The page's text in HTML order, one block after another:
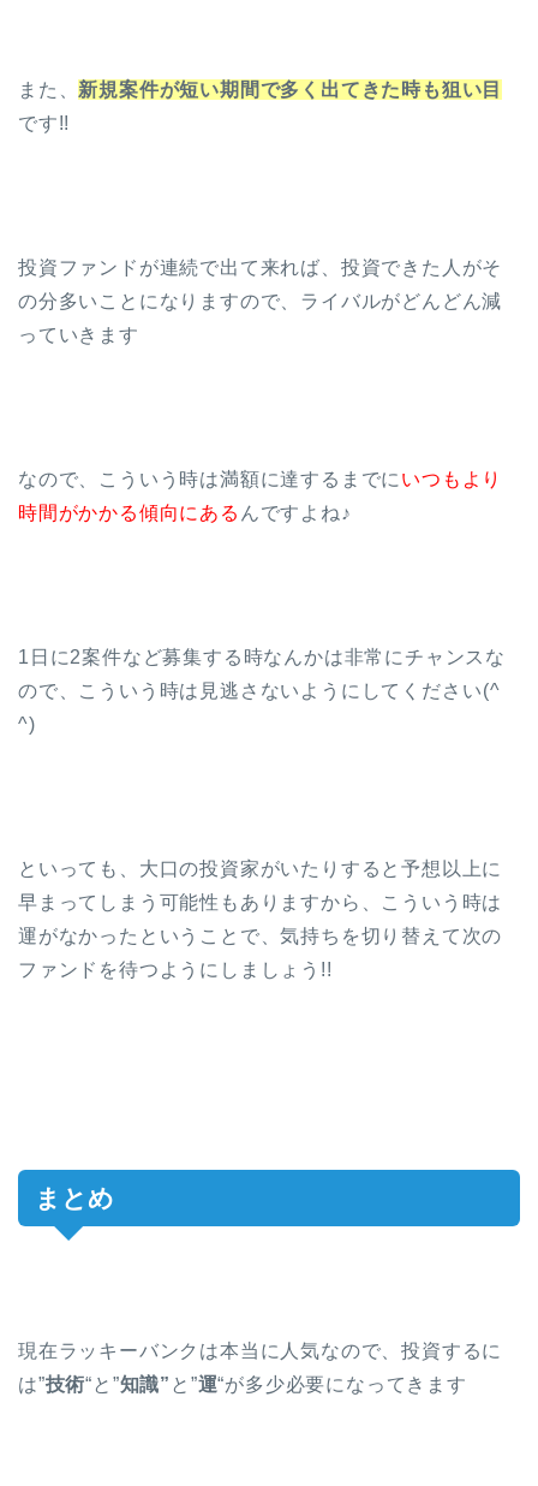
また、新規案件が短い期間で多く出てきた時も狙い目
です!!
投資ファンドが連続で出て来れば、投資できた人がそ
の分多いことになりますので、ライバルがどんどん減
っていきます
なので、こういう時は満額に達するまでにいつもより
時間がかかる傾向にある んですよね♪
1日に2案件など募集する時なんかは非常にチャンスな
ので、こういう時は見逃さないようにしてください(^
^)
といっても、大口の投資家がいたりすると予想以上に
早まってしまう可能性もありますから、こういう時は
運がなかったということで、気持ちを切り替えて次の
ファンドを待つようにしましょう!!
まとめ
現在ラッキーバンクは本当に人気なので、投資するに
は”技術“と”知識” と”運“が多少必要になってきます